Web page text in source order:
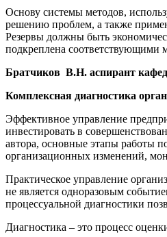
Основу системы методов,
решению проблем, а также
Резервы должны быть
подкреплена соответствующими
Братчиков В.Н. аспирант
Комплексная диагностика
Эффективное управление
инвестировать в
автора, основные этапы работы
организационных изменений,
Практическое управление
не является одноразовым
процессуальной диагностики
Диагностика – это процесс